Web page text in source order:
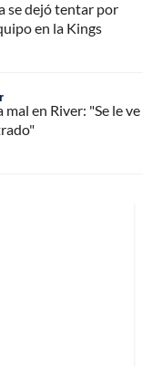
se dejó tentar por
en la Kings
en River: "Se le ve